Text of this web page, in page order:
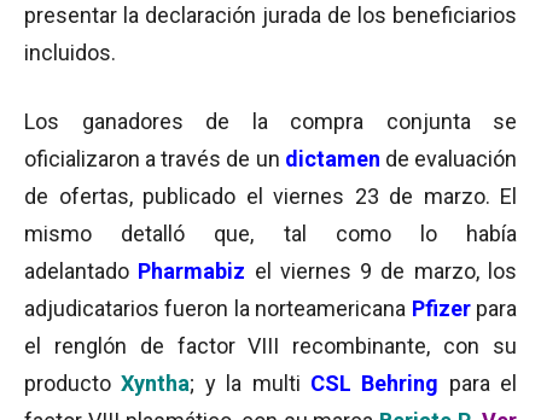
presentar la declaración jurada de los beneficiarios
incluidos.
Los ganadores de la compra conjunta se
oficializaron a través de un dictamen de evaluación
de ofertas, publicado el viernes 23 de marzo. El
mismo detalló que, tal como lo había
adelantado Pharmabiz el viernes 9 de marzo, los
adjudicatarios fueron la norteamericana Pfizer para
el renglón de factor VIII recombinante, con su
productoXyntha; y la multi CSL Behring para el